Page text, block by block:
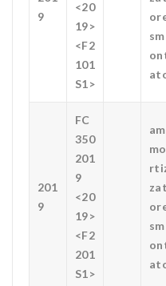
9
<20
19>
<F2
101
S1>
sm
201
9
FC
350
201
9
<20
19>
<F2
201
S1>
am
mo
zat
sm